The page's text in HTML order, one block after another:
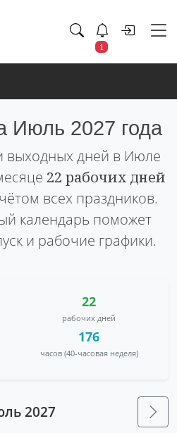
1
Июль 2027 года
выходных дней в Июле
22 рабочих дней
всех праздников.
календарь поможет
и рабочие графики.
22
рабочих дней
176
часов (40-часовая неделя)
2027